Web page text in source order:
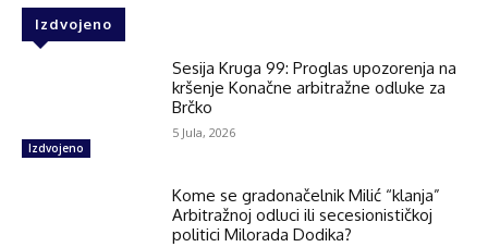
Izdvojeno
Izdvojeno
Sesija Kruga 99: Proglas upozorenja na
kršenje Konačne arbitražne odluke za
Brčko
5 Jula, 2026
Kome se gradonačelnik Milić “klanja”
Arbitražnoj odluci ili secesionističkoj
politici Milorada Dodika?